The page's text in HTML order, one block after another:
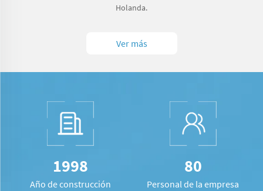
Holanda.
Ver más
1998
Año de construcción
80
Personal de la empresa